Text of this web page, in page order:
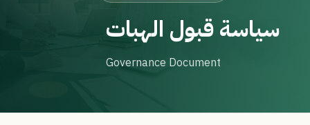
سياسة قبول الهبات
Governance Document